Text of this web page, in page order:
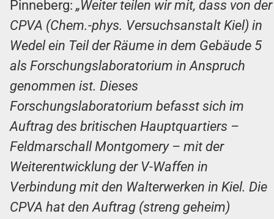
Pinneberg: „Weiter teilen wir mit, dass von der
CPVA (Chem.-phys. Versuchsanstalt Kiel) in
Wedel ein Teil der Räume in dem Gebäude 5
als Forschungslaboratorium in Anspruch
genommen ist. Dieses
Forschungslaboratorium befasst sich im
Auftrag des britischen Hauptquartiers –
Feldmarschall Montgomery – mit der
Weiterentwicklung der V-Waffen in
Verbindung mit den Walterwerken in Kiel. Die
CPVA hat den Auftrag (streng geheim)